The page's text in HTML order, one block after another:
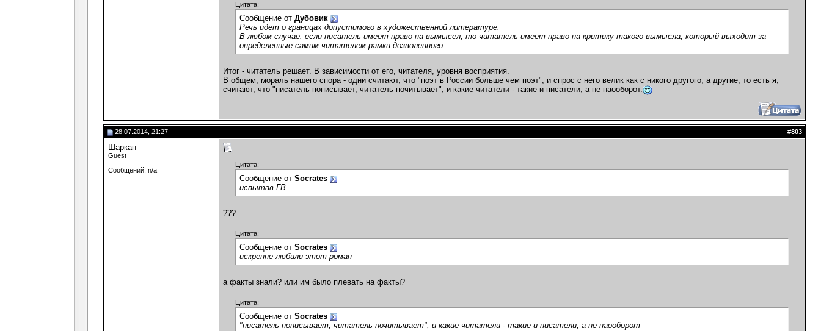
Цитата:
Сообщение от Дубовик
Речь идет о границах допустимого в художественной литературе.
В любом случае: если писатель имеет право на вымысел, то читатель имеет право на критику такого вымысла, который выходит за
определенные самим читателем рамки дозволенного.
Итог - читатель решает. В зависимости от его, читателя, уровня восприятия.
В общем, мораль нашего спора - одни считают, что "поэт в России больше чем поэт", и спрос с него велик как с никого другого, а другие, то есть я,
считают, что "писатель пописывает, читатель почитывает", и какие читатели - такие и писатели, а не наооборот.
28.07.2014, 21:27 #803
Шаркан
Guest
Сообщений: n/a
Цитата:
Сообщение от Socrates
испытав ГВ
???
Цитата:
Сообщение от Socrates
искренне любили этот роман
а факты знали? или им было плевать на факты?
Цитата:
Сообщение от Socrates
"писатель пописывает, читатель почитывает", и какие читатели - такие и писатели, а не наооборот